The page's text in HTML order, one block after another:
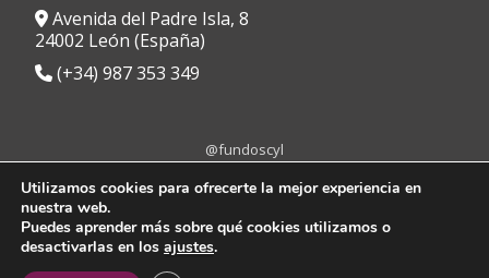
Avenida del Padre Isla, 8
24002 León (España)
(+34) 987 353 349
@fundoscyl
Menú
secundario
fa-
facebook
fa-
fa-
x-
fa-
youtube-
play
fa-
linkedin
fa-
instagram
Aviso Legal|
Transparencia|Protocolo anti-acoso|Canal de denuncias
© 2024, FUNDOS
Utilizamos cookies para ofrecerte la mejor experiencia en
nuestra web.
Puedes aprender más sobre qué cookies utilizamos o
desactivarlas en los ajustes.